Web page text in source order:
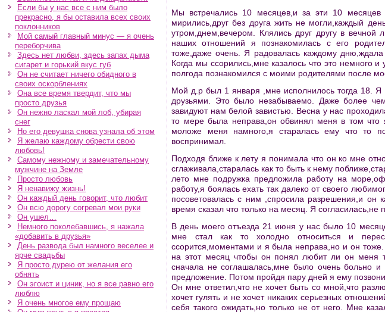
Если бы у нас все с ним было
прекрасно, я бы оставила всех своих
поклонников
Мой самый главный минус — я очень
переборчива
Здесь нет любви, здесь запах дыма
сигарет и горький вкус губ
Он не считает ничего обидного в
своих оскорблениях
Она все время твердит, что мы
просто друзья
Он нежно ласкал мой лоб, убирая
снег
Но его девушка снова узнала об этом
Я желаю каждому обрести свою
любовь!
Самому нежному и замечательному
мужчине на Земле
Просто любовь
Я ненавижу жизнь!
Он каждый день говорит, что любит
Он всю дорогу согревал мои руки
Он ушел…
Немного поколебавшись, я нажала
«добавить в друзья»
День развода был намного веселее и
ярче свадьбы
Я просто дурею от желания его
обнять
Он эгоист и циник, но я все равно его
люблю
Я очень многое ему прощаю
Мы встречались 10 месяцев,и за эти 10
мирились,друг без друга жить не могли,каждый
утром,днем,вечером. Клялись друг другу в
наших отношений я познакомилась с его
тоже,даже очень. Я радовалась каждому
Когда мы ссорились,мне казалось что это немного
полгода познакомился с моими родителями после
Мой д.р был 1 января ,мне исполнилось тогда 18.
друзьями. Это было незабываемо. Даже более
завидуют нам белой завистью. Весна у нас
то мере была неправа,он обвинял меня в том
моложе меня намного,я старалась ему что то
воспринимал.
Подходя ближе к лету я понимала что он ко мне
сглаживала,старалась как то быть к нему
лето мне подружка предложила работу на
работу,я боялась ехать так далеко от своего
посоветовалась с ним ,спросила разрешения,и он
время сказал что только на месяц. Я согласилась,не
В день моего отъезда 21 июня у нас было 10
мне стал как то холодно относиться и
ссорится,моментами и я была неправа,но и он
на этот месяц чтобы он понял любит ли он меня
сначала не соглашалась,мне было очень больно
предложение. Потом пройдя пару дней я ему
Он мне ответил,что не хочет быть со мной,что
хочет гулять и не хочет никаких серьезных
себя такого ожидать,но только не от него. Мне